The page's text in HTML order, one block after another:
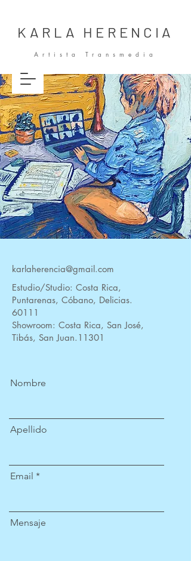
KARLA HERENCIA
Artista Transmedia
karlaherencia@gmail.com
Estudio/Studio: Costa Rica,
Puntarenas, Cóbano, Delicias.
60111
Showroom: Costa Rica, San José,
Tibás, San Juan.11301
Nombre
Apellido
Email
Mensaje